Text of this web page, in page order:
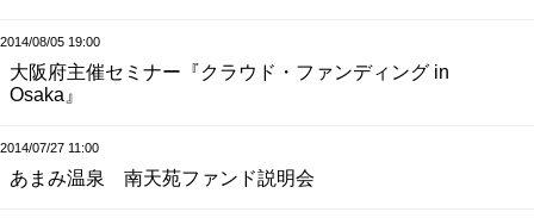
2014/08/05 19:00
大阪府主催セミナー『クラウド・ファンディング in
Osaka』
2014/07/27 11:00
あまみ温泉 南天苑ファンド説明会